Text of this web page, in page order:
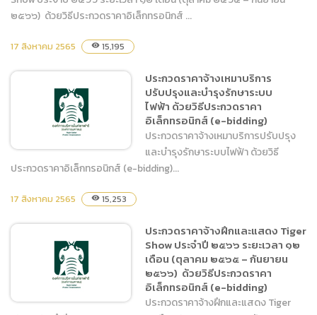
Tiger Show ประจำปี ๒๕๖๖
๒๕๖๖) ด้วยวิธีประกวดราคา
อิเล็กทรอนิกส์ (e-bidding)
๒๕๖๖) ด้วยวิธีประกวดราคาอิเล็กทรอนิกส์ ...
17 สิงหาคม 2565 visibility 15,195
ประกวดราคาจ้างเหมาบริการ
ไฟฟ้า ด้วยวิธีประกวดราคา
อิเล็กทรอนิกส์ (e-bidding)
ประกวดราคาจ้างเหมาบริการ
ปรับปรุงและบำรุงรักษาระบบ
ไฟฟ้า ด้วยวิธีประกวดราคา
อิเล็กทรอนิกส์ (e-bidding)
ประกวดราคาจ้างเหมาบริการปรับปรุง
และบำรุงรักษาระบบไฟฟ้า ด้วยวิธี
ประกวดราคาอิเล็กทรอนิกส์ (e-bidding)...
17 สิงหาคม 2565 visibility 15,253
ประกวดราคาจ้างฝึกและแสดง Tiger
Show ประจำปี ๒๕๖๖ ระยะเวลา ๑๒
เดือน (ตุลาคม ๒๕๖๕ – กันยายน
๒๕๖๖) ด้วยวิธีประกวดราคา
อิเล็กทรอนิกส์ (e-bidding)
ประกวดราคาจ้างฝึกและแสดง Tiger